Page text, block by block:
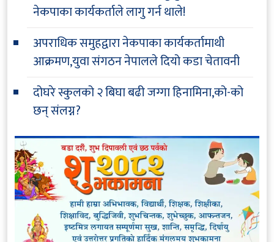
नेकपाका कार्यकर्ताले लागु गर्न थाले!
अपराधिक समुहद्वारा नेकपाका कार्यकर्तामाथी
आक्रमण,युवा संगठन नेपालले दियो कडा चेतावनी
दोघरे स्कुलको २ बिघा बढी जग्गा हिनामिना,को-को
छन् संलग्न?